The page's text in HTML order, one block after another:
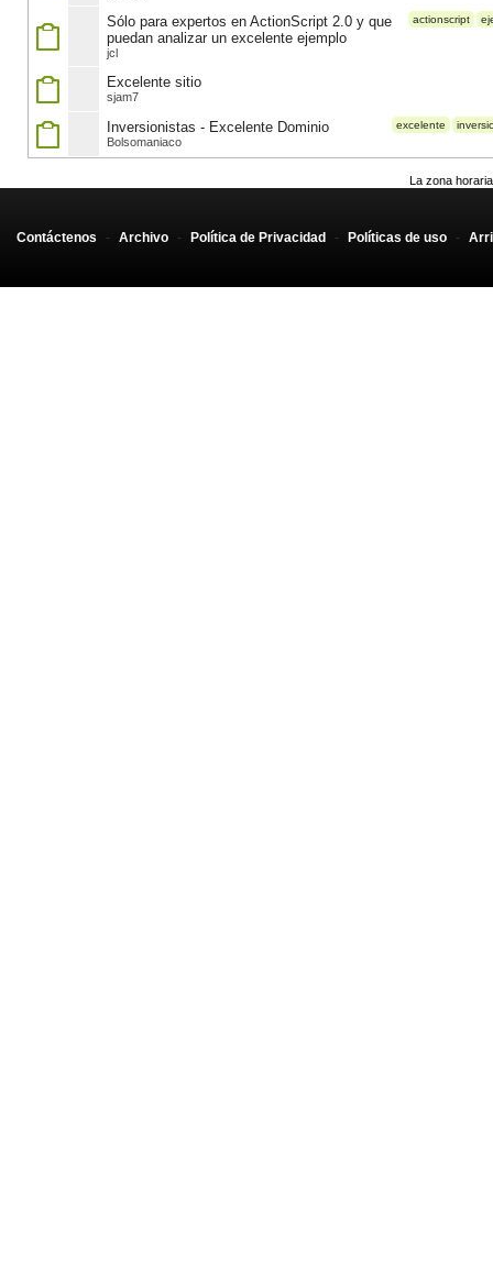
actionscript
Sólo para expertos en ActionScript 2.0 y que
puedan analizar un excelente ejemplo
jcl
Excelente sitio
sjam7
excelente
Inversionistas - Excelente Dominio
Bolsomaniaco
La zona
Contáctenos - Archivo - Política de Privacidad - Políticas de uso -